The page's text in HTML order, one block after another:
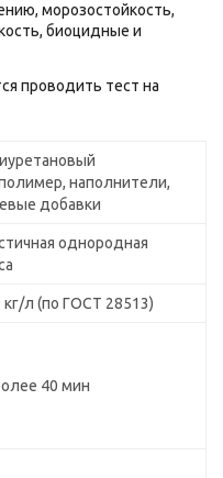
морозостойкость,
биоцидные и
проводить тест на
наполнители,
добавки
однородная
кг/л (по ГОСТ 28513)
40 мин